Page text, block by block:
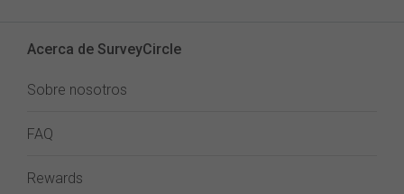
Acerca de SurveyCircle
Sobre nosotros
FAQ
Rewards